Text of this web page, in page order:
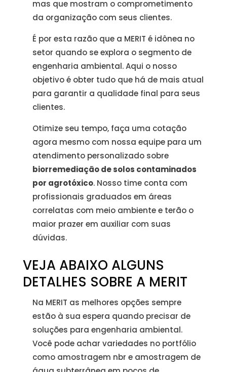
mas que mostram o comprometimento
da organização com seus clientes.
É por esta razão que a MERIT é idônea no
setor quando se explora o segmento de
engenharia ambiental. Aqui o nosso
objetivo é obter tudo que há de mais atual
para garantir a qualidade final para seus
clientes.
Otimize seu tempo, faça uma cotação
agora mesmo com nossa equipe para um
atendimento personalizado sobre
biorremediação de solos contaminados
por agrotóxico. Nosso time conta com
profissionais graduados em áreas
correlatas com meio ambiente e terão o
maior prazer em auxiliar com suas
dúvidas.
VEJA ABAIXO ALGUNS
DETALHES SOBRE A MERIT
Na MERIT as melhores opções sempre
estão à sua espera quando precisar de
soluções para engenharia ambiental.
Você pode achar variedades no portfólio
como amostragem nbr e amostragem de